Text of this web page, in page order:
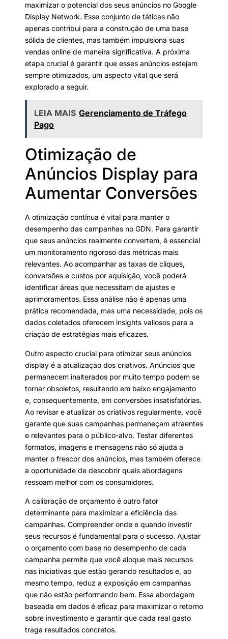
maximizar o potencial dos seus anúncios no Google
Display Network. Esse conjunto de táticas não
apenas contribui para a construção de uma base
sólida de clientes, mas também impulsiona suas
vendas online de maneira significativa. A próxima
etapa crucial é garantir que esses anúncios estejam
sempre otimizados, um aspecto vital que será
explorado a seguir.
LEIA MAIS Gerenciamento de Tráfego
Pago
Otimização de
Anúncios Display para
Aumentar Conversões
A otimização contínua é vital para manter o
desempenho das campanhas no GDN. Para garantir
que seus anúncios realmente convertem, é essencial
um monitoramento rigoroso das métricas mais
relevantes. Ao acompanhar as taxas de cliques,
conversões e custos por aquisição, você poderá
identificar áreas que necessitam de ajustes e
aprimoramentos. Essa análise não é apenas uma
prática recomendada, mas uma necessidade, pois os
dados coletados oferecem insights valiosos para a
criação de estratégias mais eficazes.
Outro aspecto crucial para otimizar seus anúncios
display é a atualização dos criativos. Anúncios que
permanecem inalterados por muito tempo podem se
tornar obsoletos, resultando em baixo engajamento
e, consequentemente, em conversões insatisfatórias.
Ao revisar e atualizar os criativos regularmente, você
garante que suas campanhas permaneçam atraentes
e relevantes para o público-alvo. Testar diferentes
formatos, imagens e mensagens não só ajuda a
manter o frescor dos anúncios, mas também oferece
a oportunidade de descobrir quais abordagens
ressoam melhor com os consumidores.
A calibração de orçamento é outro fator
determinante para maximizar a eficiência das
campanhas. Compreender onde e quando investir
seus recursos é fundamental para o sucesso. Ajustar
o orçamento com base no desempenho de cada
campanha permite que você aloque mais recursos
nas iniciativas que estão gerando resultados e, ao
mesmo tempo, reduz a exposição em campanhas
que não estão performando bem. Essa abordagem
baseada em dados é eficaz para maximizar o retorno
sobre investimento e garantir que cada real gasto
traga resultados concretos.